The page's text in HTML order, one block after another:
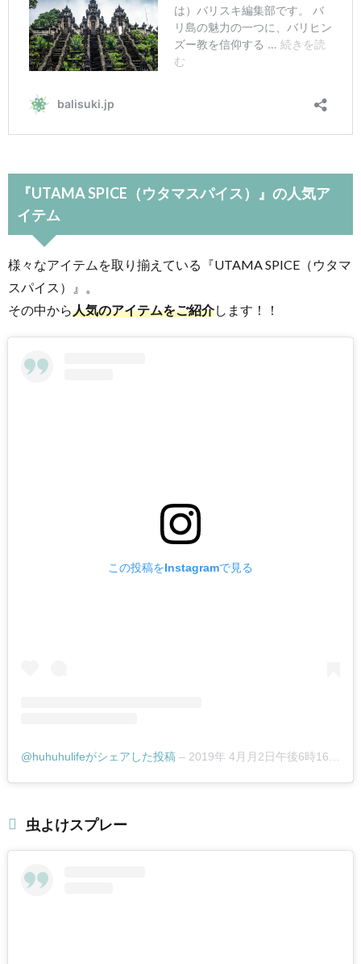
『UTAMA SPICE（ウタマスパイス）』の人気ア
イテム
様々なアイテムを取り揃えている『UTAMA SPICE（ウタマ
スパイス）』。
その中から人気のアイテムをご紹介します！！
この投稿をInstagramで見る
@huhuhulifeがシェアした投稿 – 2019年 4月月2日午後6時16分PDT
虫よけスプレー